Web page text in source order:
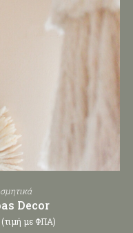
Decor
(τιμή με ΦΠΑ)